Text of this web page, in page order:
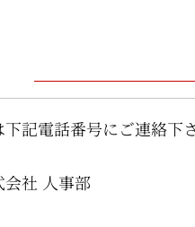
記電話番号にご連絡下さ
社 人事部